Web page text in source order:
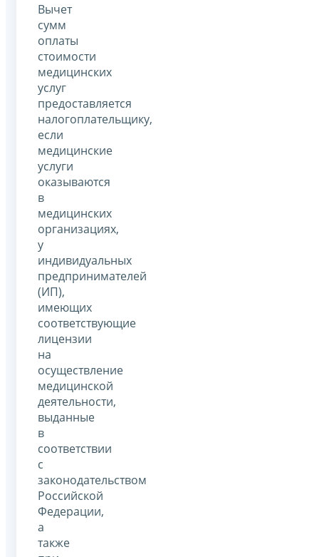
Вычет
сумм
оплаты
стоимости
медицинских
услуг
предоставляется
налогоплательщику,
если
медицинские
услуги
оказываются
в
медицинских
организациях,
у
индивидуальных
предпринимателей
(ИП),
имеющих
соответствующие
лицензии
на
осуществление
медицинской
деятельности,
выданные
в
соответствии
с
законодательством
Российской
Федерации,
а
также